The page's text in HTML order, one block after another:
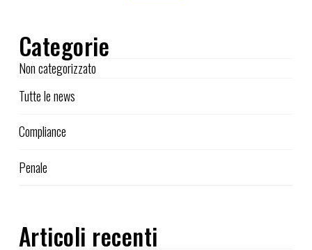
Categorie
Non categorizzato
Tutte le news
Compliance
Penale
Articoli recenti